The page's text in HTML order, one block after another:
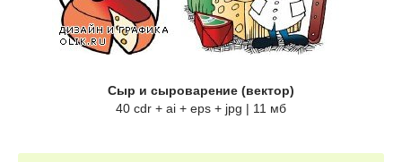
Сыр и сыроварение (вектор)
40 cdr + ai + eps + jpg | 11 мб